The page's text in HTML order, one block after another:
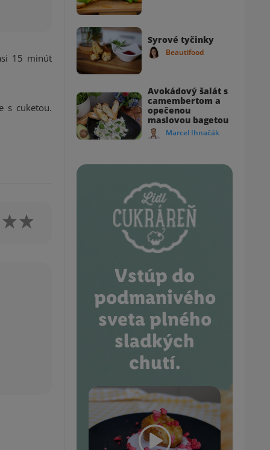
15 minút
s cuketou.
Syrové tyčinky
Beautifood
Avokádový šalát s
camembertom a
opečenou
maslovou bagetou
Marcel Ihnačák
Vstúp do
podmanivého
sveta plného
sladkých
chutí.